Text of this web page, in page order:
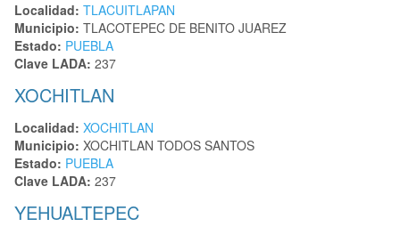
Localidad: TLACUITLAPAN
Municipio: TLACOTEPEC DE BENITO JUAREZ
Estado: PUEBLA
Clave LADA: 237
XOCHITLAN
Localidad: XOCHITLAN
Municipio: XOCHITLAN TODOS SANTOS
Estado: PUEBLA
Clave LADA: 237
YEHUALTEPEC